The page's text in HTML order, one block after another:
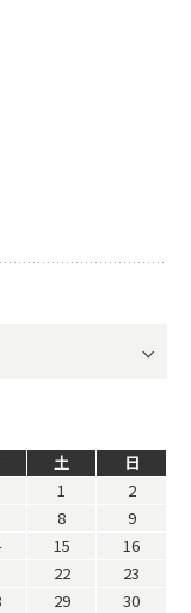
土
日
1
2
8
9
15
16
22
23
29
30